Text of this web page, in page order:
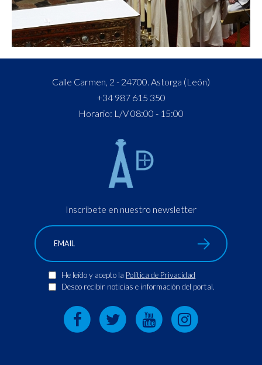
Calle Carmen, 2 - 24700. Astorga (León)
+34 987 615 350
Horario: L/V 08:00 - 15:00
Inscríbete en nuestro newsletter
He leído y acepto la Política de Privacidad
Deseo recibir noticias e información del portal.